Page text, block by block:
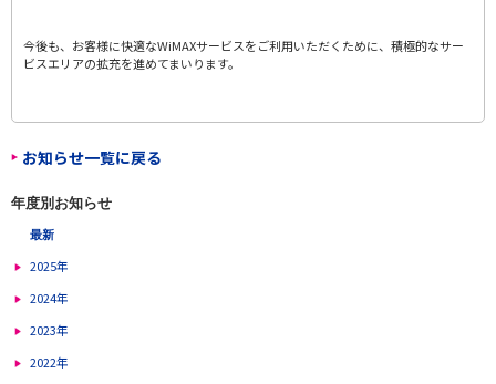
今後も、お客様に快適なWiMAXサービスをご利用いただくために、積極的なサー
ビスエリアの拡充を進めてまいります。
お知らせ一覧に戻る
年度別お知らせ
最新
2025年
2024年
2023年
2022年